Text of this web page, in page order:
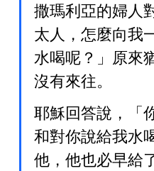
撒瑪利亞的婦人
太人，怎麼向我
水喝呢？」原來
沒有來往。
耶穌回答說，「
和對你說給我水
他，他也必早給